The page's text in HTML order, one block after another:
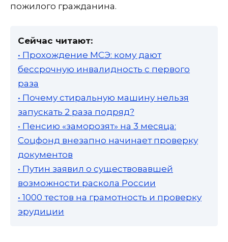
пожилого гражданина.
Сейчас читают:
• Прохождение МСЭ: кому дают
бессрочную инвалидность с первого
раза
• Почему стиральную машину нельзя
запускать 2 раза подряд?
• Пенсию «заморозят» на 3 месяца:
Соцфонд внезапно начинает проверку
документов
• Путин заявил о существовавшей
возможности раскола России
• 1000 тестов на грамотность и проверку
эрудиции